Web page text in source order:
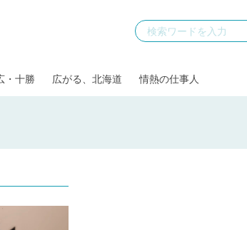
・十勝 広がる、北海道 情熱の仕事人